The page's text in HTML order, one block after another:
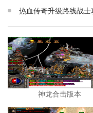
热血传奇升级路线战士
神龙合击版本